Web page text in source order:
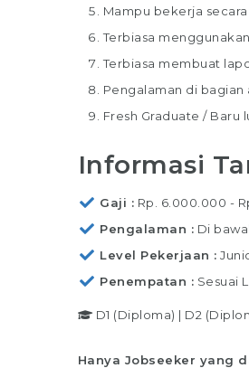
Mampu bekerja
Terbiasa
Terbiasa membuat
Pengalaman di
Fresh Graduate /
Informasi
Gaji
Rp. 6.000.000 -
Pengalaman
Di
Level Pekerjaan
Penempatan
Sesuai
D1 (Diploma) | D2
Hanya Jobseeker yang